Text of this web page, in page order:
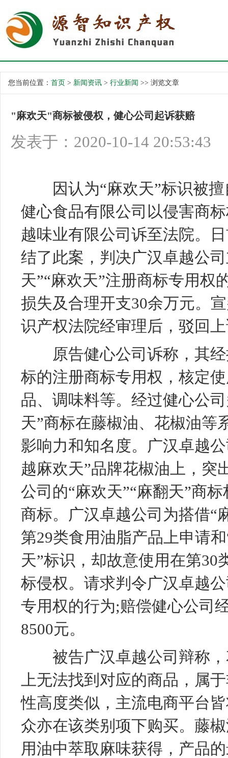
您当前位置： 首页 > 新闻资讯 > 行业新闻 >> 浏览文章
"麻欢天"商标被侵权，健心公司起诉获赔
发表于：2020-10-14 20:53:43
因认为“麻欢天”标识被擅
健心食品有限公司以侵害商
越味业有限公司诉至法院。
结了此案，判决广汉卓越公
天”“麻欢天”注册商标专用权
损失及合理开支30余万元。
识产权法院经审理后，驳回
原告健心公司诉称，其经
标的注册商标专用权，核定
品、调味料等。经过健心公
天”商标在藤椒油、花椒油等
影响力和知名度。广汉卓越
越麻欢天”品牌花椒油上，突
公司的“麻欢天”“麻翻天”商
商标。广汉卓越公司为搭借“
第29类食用油脂产品上申请
天”标识，却故意使用在第30
标侵权。请求判令广汉卓越
专用权的行为;赔偿健心公司
8500元。
被告广汉卓越公司辩称，
上无法找到对应的商品，属
性高度类似，主流电商平台
众亦在该类别项下购买。藤
用油中萃取麻味获得，产品